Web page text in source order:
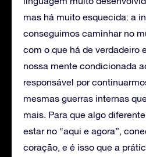
mas há muito esquecida: a
conseguimos caminhar no
com o que há de verdadeiro
nossa mente condicionada
responsável por
mesmas guerras internas
mais. Para que algo
estar no “aqui e agora”,
coração, e é isso que a